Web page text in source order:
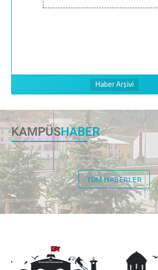
Haber Arşivi
KAMPÜSHABER
TÜM HABERLER